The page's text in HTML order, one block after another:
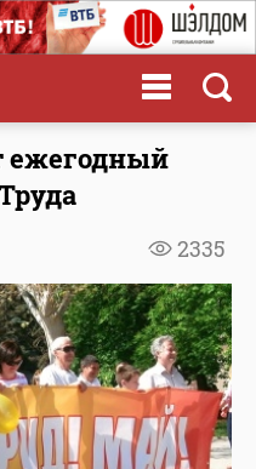
ежегодный
2335